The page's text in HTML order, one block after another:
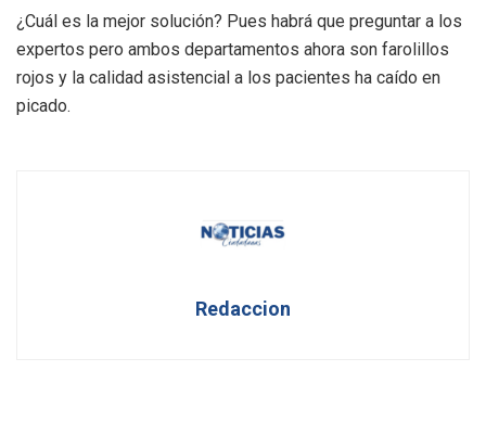
¿Cuál es la mejor solución? Pues habrá que preguntar a los
expertos pero ambos departamentos ahora son farolillos
rojos y la calidad asistencial a los pacientes ha caído en
picado.
Redaccion